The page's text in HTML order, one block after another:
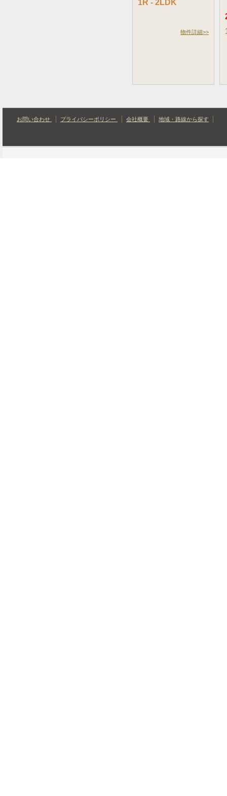
1R - 2LDK
物件詳細>>
お問い合わせ プライバシーポリシー 会社概要 地域・路線から探す